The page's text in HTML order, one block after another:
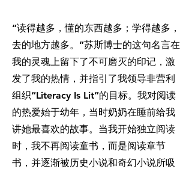
“读得越多，懂的东西越多；学得越多，
去的地方越多。”苏斯博士的这句名言在
我的灵魂上留下了不可磨灭的印记，激
发了我的热情，并指引了我领导非营利
组织“Literacy Is Lit”的目标。我对阅读
的热爱始于幼年，当时奶奶在睡前给我
讲她最喜欢的故事。当我开始独立阅读
时，我不再阅读童书，而是阅读章节
书，并逐渐被历史小说和奇幻小说所吸